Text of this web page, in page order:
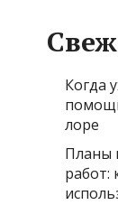
Когда
лоре
Планы
работ: